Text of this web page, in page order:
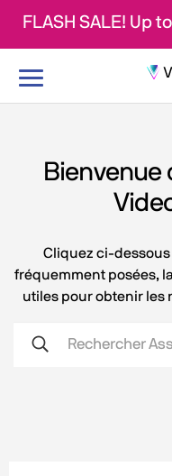
FLASH SALE! Up
Basculer
navigation
Bienvenue
Cliquez ci-
fréquemment posées,
utiles pour obtenir les